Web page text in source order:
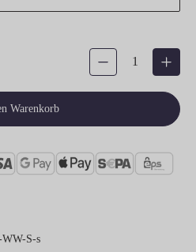
Produkt Anzahl: Gib den
Warenkorb
S-s